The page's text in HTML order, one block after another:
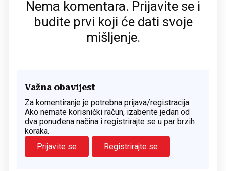
Nema komentara. Prijavite se i
budite prvi koji će dati svoje
mišljenje.
Važna obavijest
Za komentiranje je potrebna prijava/registracija.
Ako nemate korisnički račun, izaberite jedan od
dva ponuđena načina i registrirajte se u par brzih
koraka.
Prijavite se
Registrirajte se